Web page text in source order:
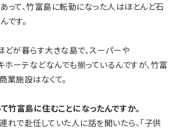
って、竹富島に転勤になった人はほとんど石
です。
どが暮らす大きな島で、スーパーや
ホーテなどなんでも揃っているんですが、竹富
業施設はなくて。
て竹富島に住むことになったんですか。
れで赴任していた人に話を聞いたら、「子供